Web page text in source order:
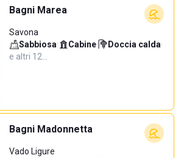
Bagni Marea
Savona
Sabbiosa· Cabine· Doccia calda·
e altri 12…
Bagni Madonnetta
Vado Ligure